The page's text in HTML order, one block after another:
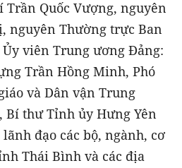
Trần Quốc Vượng, nguyên
nguyên Thường trực Ban
viên Trung ương Đảng:
Trần Hồng Minh, Phó
và Dân vận Trung
Bí thư Tỉnh ủy Hưng Yên
đạo các bộ, ngành, cơ
Thái Bình và các địa